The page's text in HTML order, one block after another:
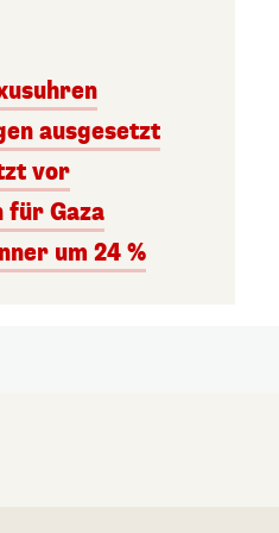
ausgesetzt
vor
Gaza
um 24 %